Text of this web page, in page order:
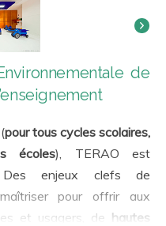
de
pour tous cycles scolaires,
écoles), TERAO est
pour offrir aux
et usagers, de hautes